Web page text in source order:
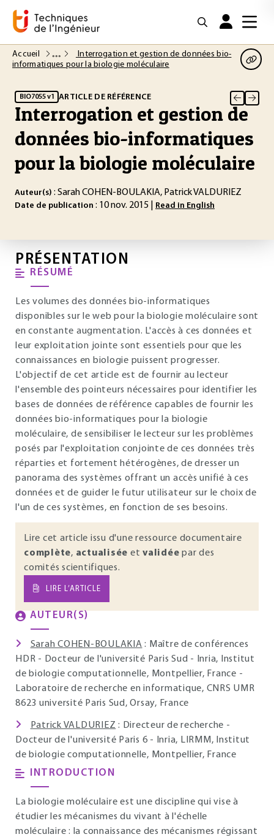
Accueil
Interrogation et gestion de données bio-
informatiques pour la biologie moléculaire
BIO7055 v1 ARTICLE DE RÉFÉRENCE
Interrogation et gestion de
données bio-informatiques
pour la biologie moléculaire
Auteur(s) : Sarah COHEN-BOULAKIA, Patrick VALDURIEZ
Date de publication : 10 nov. 2015 | Read in English
PRÉSENTATION
RÉSUMÉ
Les volumes des données bio-informatiques
disponibles sur le web pour la biologie moléculaire sont
en constante augmentation. L'accès à ces données et
leur exploitation jointe sont essentiels pour que les
connaissances en biologie puissent progresser.
L'objectif de cet article est de fournir au lecteur
l'ensemble des pointeurs nécessaires pour identifier les
bases de données de référence capables de fournir les
données bio-informatiques pour la biologie
moléculaire, de sensibiliser le lecteur sur les problèmes
posés par l'exploitation conjointe de ces données très
réparties et fortement hétérogènes, de dresser un
panorama des systèmes offrant un accès unifié à ces
données et de guider le futur utilisateur sur le choix de
l'un de ces systèmes, en fonction de ses besoins.
Lire cet article issu d'une ressource documentaire
complète, actualisée et validée par des
comités scientifiques.
LIRE L’ARTICLE
AUTEUR(S)
Sarah COHEN-BOULAKIA : Maître de conférences
HDR - Docteur de l'université Paris Sud - Inria, Institut
de biologie computationnelle, Montpellier, France -
Laboratoire de recherche en informatique, CNRS UMR
8623 université Paris Sud, Orsay, France
Patrick VALDURIEZ : Directeur de recherche -
Docteur de l'université Paris 6 - Inria, LIRMM, Institut
de biologie computationnelle, Montpellier, France
INTRODUCTION
La biologie moléculaire est une discipline qui vise à
étudier les mécanismes du vivant à l'échelle
moléculaire : la connaissance des mécanismes régissant